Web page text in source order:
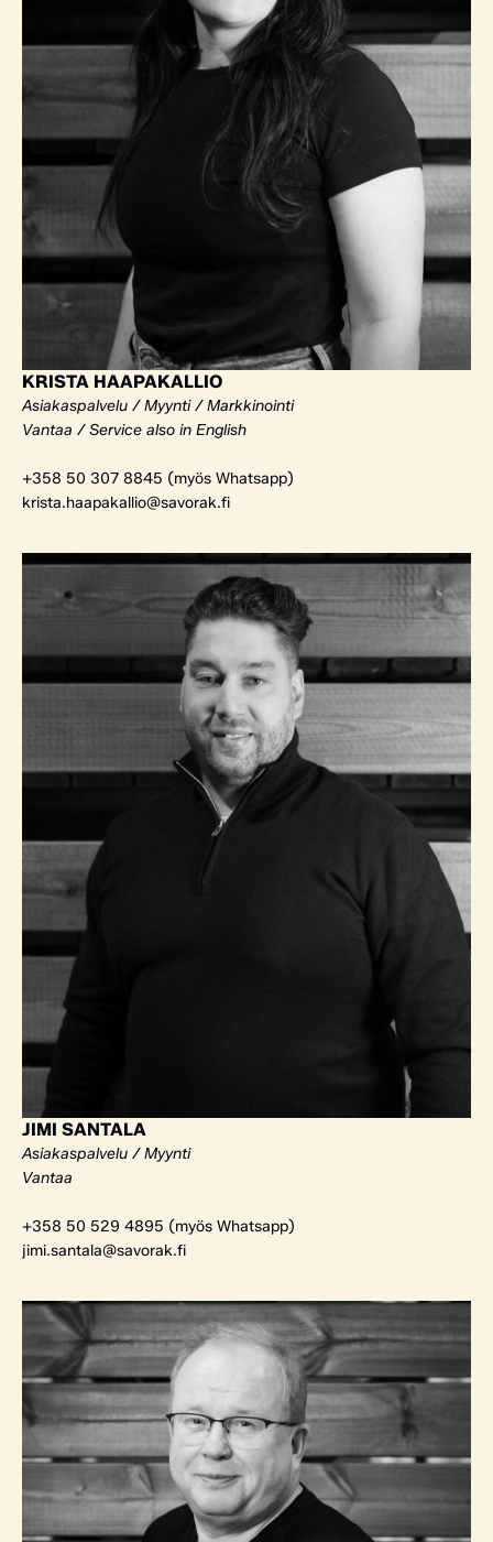
KRISTA HAAPAKALLIO
Asiakaspalvelu / Myynti / Markkinointi
Vantaa / Service also in English
+358 50 307 8845 (myös Whatsapp)
krista.haapakallio@savorak.fi
JIMI SANTALA
Asiakaspalvelu / Myynti
Vantaa
+358 50 529 4895 (myös Whatsapp)
jimi.santala@savorak.fi